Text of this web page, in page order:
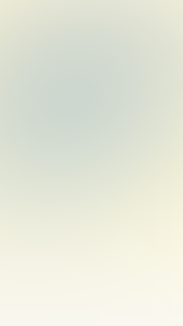
относится к